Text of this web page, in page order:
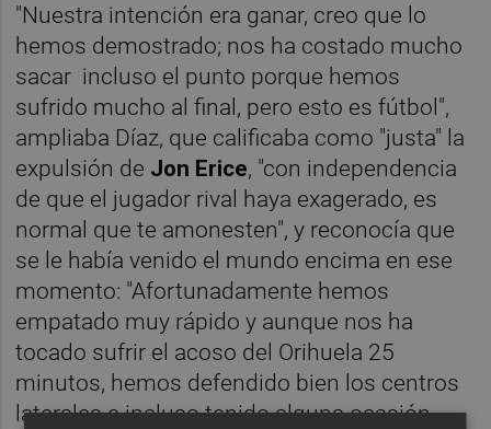
"Nuestra intención era ganar, creo que lo
hemos demostrado; nos ha costado mucho
sacar incluso el punto porque hemos
sufrido mucho al final, pero esto es fútbol",
ampliaba Díaz, que calificaba como "justa" la
expulsión de Jon Erice, "con independencia
de que el jugador rival haya exagerado, es
normal que te amonesten", y reconocía que
se le había venido el mundo encima en ese
momento: "Afortunadamente hemos
empatado muy rápido y aunque nos ha
tocado sufrir el acoso del Orihuela 25
minutos, hemos defendido bien los centros
laterales e incluso tenido alguna ocasión